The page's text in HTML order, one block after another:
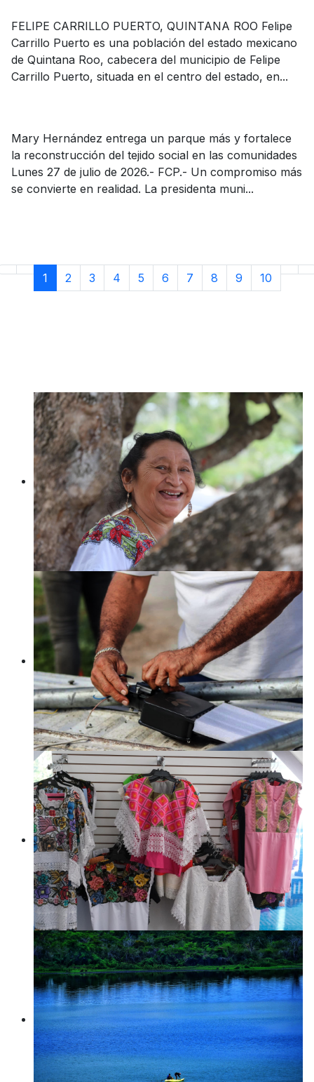
FELIPE CARRILLO PUERTO, QUINTANA ROO Felipe
Carrillo Puerto es una población del estado mexicano
de Quintana Roo, cabecera del municipio de Felipe
Carrillo Puerto, situada en el centro del estado, en...
Mary Hernández entrega un parque más y fortalece
la reconstrucción del tejido social en las comunidades
Lunes 27 de julio de 2026.- FCP.- Un compromiso más
se convierte en realidad. La presidenta muni...
1 2 3 4 5 6 7 8 9 10